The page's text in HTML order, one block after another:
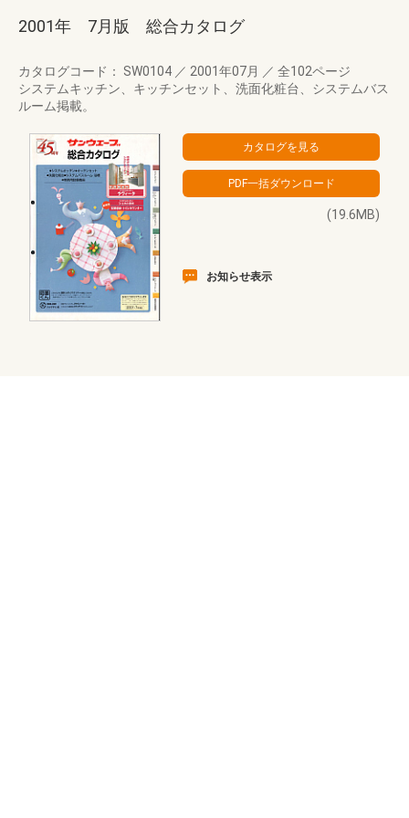
2001年 7月版 総合カタログ
カタログコード： SW0104 ／ 2001年07月 ／ 全102ページ
システムキッチン、キッチンセット、洗面化粧台、システムバス
ルーム掲載。
(19.6MB)
お知らせ表示